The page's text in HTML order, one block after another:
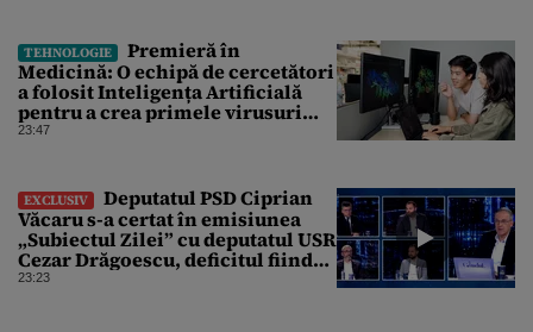
TEHNOLOGIE
Premieră în
Medicină: O echipă de cercetători
a folosit Inteligența Artificială
pentru a crea primele virusuri
sintetice la tratarea de E.coli
23:47
EXCLUSIV
Deputatul PSD Ciprian
Văcaru s-a certat în emisiunea
„Subiectul Zilei” cu deputatul USR
Cezar Drăgoescu, deficitul fiind
motivul scandalului
23:23